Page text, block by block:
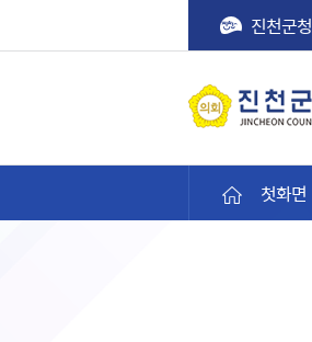
진천군의회
진천군청
첫화면